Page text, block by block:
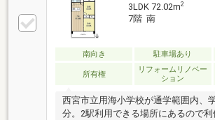
3LDK 72.02m2
7階 南
南向き 駐車場あり
所有権
リフォームリノベー
ション
西宮市立用海小学校が通学範囲内、
分。2駅利用できる場所にあるので